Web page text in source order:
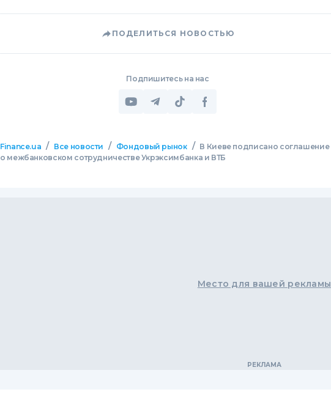
ПОДЕЛИТЬСЯ НОВОСТЬЮ
Подпишитесь на нас
Finance.ua / Все новости / Фондовый рынок / В Киеве подписано соглашение
о межбанковском сотрудничестве Укрэксимбанка и ВТБ
Место для вашей рекламы